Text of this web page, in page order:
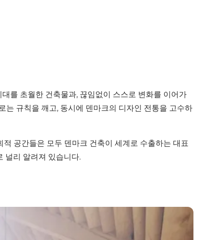
를 초월한 건축물과, 끊임없이 스스로 변화를 이어가
는 규칙을 깨고, 동시에 덴마크의 디자인 전통을 고수하
공간들은 모두 덴마크 건축이 세계로 수출하는 대표
널리 알려져 있습니다.